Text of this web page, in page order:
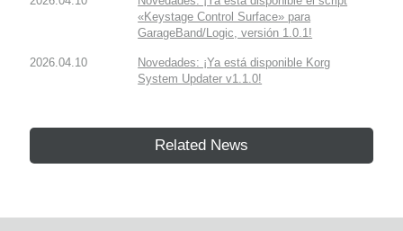
«Keystage Control Surface» para
GarageBand/Logic, versión 1.0.1!
2026.04.10
Novedades: ¡Ya está disponible Korg
System Updater v1.1.0!
Related News